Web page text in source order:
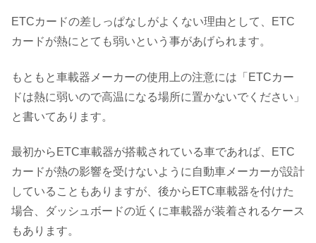
ETCカードの差しっぱなしがよくない理由として、ETC
カードが熱にとても弱いという事があげられます。
もともと車載器メーカーの使用上の注意には「ETCカー
ドは熱に弱いので高温になる場所に置かないでください」
と書いてあります。
最初からETC車載器が搭載されている車であれば、ETC
カードが熱の影響を受けないように自動車メーカーが設計
していることもありますが、後からETC車載器を付けた
場合、ダッシュボードの近くに車載器が装着されるケース
もあります。